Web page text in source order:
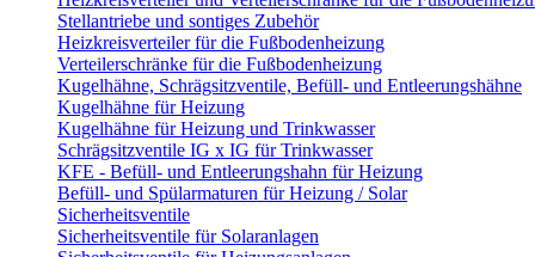
Stellantriebe und sontiges Zubehör
Heizkreisverteiler für die Fußbodenheizung
Verteilerschränke für die Fußbodenheizung
Kugelhähne, Schrägsitzventile, Befüll- und Entleerungshähne
Kugelhähne für Heizung
Kugelhähne für Heizung und Trinkwasser
Schrägsitzventile IG x IG für Trinkwasser
KFE - Befüll- und Entleerungshahn für Heizung
Befüll- und Spülarmaturen für Heizung / Solar
Sicherheitsventile
Sicherheitsventile für Solaranlagen